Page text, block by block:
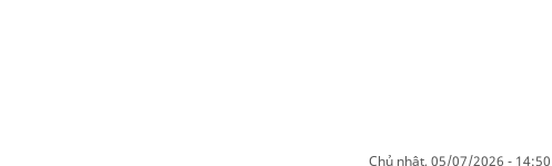
chủ nhật, 05/07/2026 - 14:50